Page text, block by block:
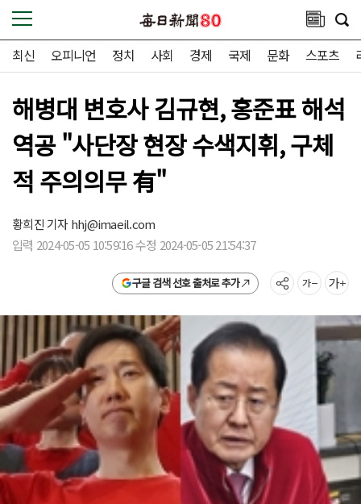
최신 오피니언 정치 사회 경제 국제 문화 스포츠
해병대 변호사 김규현, 홍준표 해석
역공 "사단장 현장 수색지휘, 구체
적 주의의무 有"
황희진 기자hhj@imaeil.com
입력 2024-05-05 10:59:16 수정 2024-05-05 21:54:37
구글 검색 선호 출처로 추가